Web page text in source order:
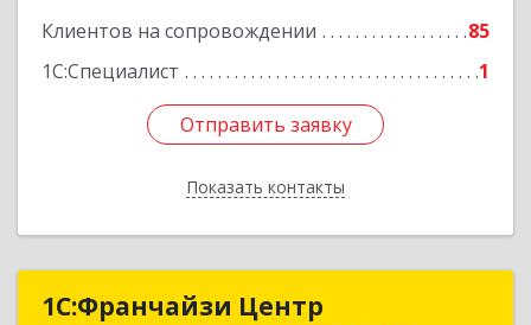
Клиентов на сопровождении
85
1С:Специалист
1
Отправить заявку
Показать контакты
Отправить заявку
Назад
1С:Франчайзи Центр1С:Франчайзи Центр